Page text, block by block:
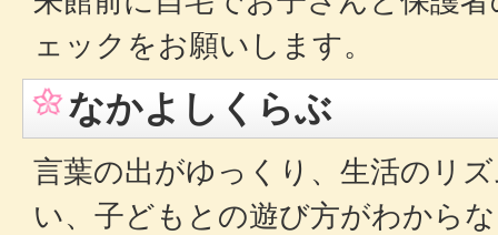
ェックをお願いします。
なかよしくらぶ
言葉の出がゆっくり、生活のリ
い、子どもとの遊び方がわから